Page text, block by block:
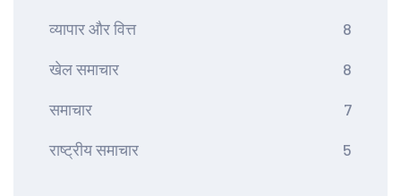
व्यापार और वित्त 8
खेल समाचार 8
समाचार 7
राष्ट्रीय समाचार 5